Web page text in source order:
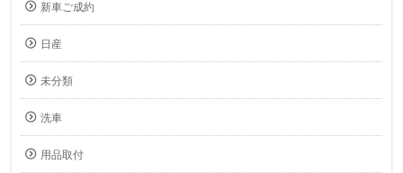
新車ご成約
日産
未分類
洗車
用品取付